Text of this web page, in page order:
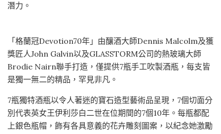
潛力。
「格蘭冠Devotion70年」由釀酒大師Dennis Malcolm及獲
獎匠人John Galvin以及GLASSTORM公司的熱玻璃大師
Brodie Nairn聯手打造，僅提供7瓶手工吹製酒瓶，每支皆
是獨一無二的精品，罕見非凡。
7瓶獨特酒瓶以令人著迷的寶石造型藝術品呈現，7個切面分
別代表英女王伊利莎白二世在位期間的7個10年。每瓶都配
上銀色瓶帽，飾有各具意義的花卉雕刻圖案，以紀念她激勵